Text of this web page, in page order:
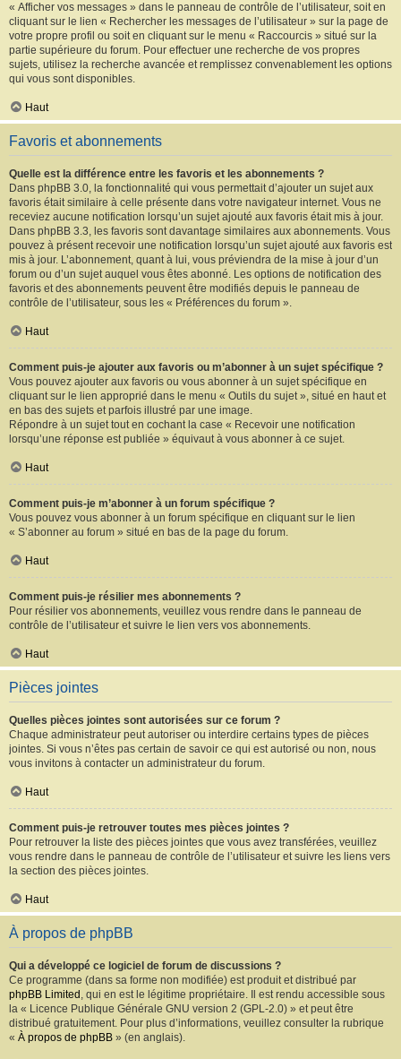
« Afficher vos messages » dans le panneau de contrôle de l’utilisateur, soit en
cliquant sur le lien « Rechercher les messages de l’utilisateur » sur la page de
votre propre profil ou soit en cliquant sur le menu « Raccourcis » situé sur la
partie supérieure du forum. Pour effectuer une recherche de vos propres
sujets, utilisez la recherche avancée et remplissez convenablement les options
qui vous sont disponibles.
Haut
Favoris et abonnements
Quelle est la différence entre les favoris et les abonnements ?
Dans phpBB 3.0, la fonctionnalité qui vous permettait d’ajouter un sujet aux
favoris était similaire à celle présente dans votre navigateur internet. Vous ne
receviez aucune notification lorsqu’un sujet ajouté aux favoris était mis à jour.
Dans phpBB 3.3, les favoris sont davantage similaires aux abonnements. Vous
pouvez à présent recevoir une notification lorsqu’un sujet ajouté aux favoris est
mis à jour. L’abonnement, quant à lui, vous préviendra de la mise à jour d’un
forum ou d’un sujet auquel vous êtes abonné. Les options de notification des
favoris et des abonnements peuvent être modifiés depuis le panneau de
contrôle de l’utilisateur, sous les « Préférences du forum ».
Haut
Comment puis-je ajouter aux favoris ou m’abonner à un sujet spécifique ?
Vous pouvez ajouter aux favoris ou vous abonner à un sujet spécifique en
cliquant sur le lien approprié dans le menu « Outils du sujet », situé en haut et
en bas des sujets et parfois illustré par une image.
Répondre à un sujet tout en cochant la case « Recevoir une notification
lorsqu’une réponse est publiée » équivaut à vous abonner à ce sujet.
Haut
Comment puis-je m’abonner à un forum spécifique ?
Vous pouvez vous abonner à un forum spécifique en cliquant sur le lien
« S’abonner au forum » situé en bas de la page du forum.
Haut
Comment puis-je résilier mes abonnements ?
Pour résilier vos abonnements, veuillez vous rendre dans le panneau de
contrôle de l’utilisateur et suivre le lien vers vos abonnements.
Haut
Pièces jointes
Quelles pièces jointes sont autorisées sur ce forum ?
Chaque administrateur peut autoriser ou interdire certains types de pièces
jointes. Si vous n’êtes pas certain de savoir ce qui est autorisé ou non, nous
vous invitons à contacter un administrateur du forum.
Haut
Comment puis-je retrouver toutes mes pièces jointes ?
Pour retrouver la liste des pièces jointes que vous avez transférées, veuillez
vous rendre dans le panneau de contrôle de l’utilisateur et suivre les liens vers
la section des pièces jointes.
Haut
À propos de phpBB
Qui a développé ce logiciel de forum de discussions ?
Ce programme (dans sa forme non modifiée) est produit et distribué par
phpBB Limited , qui en est le légitime propriétaire. Il est rendu accessible sous
la « Licence Publique Générale GNU version 2 (GPL-2.0) » et peut être
distribué gratuitement. Pour plus d’informations, veuillez consulter la rubrique
« À propos de phpBB » (en anglais).